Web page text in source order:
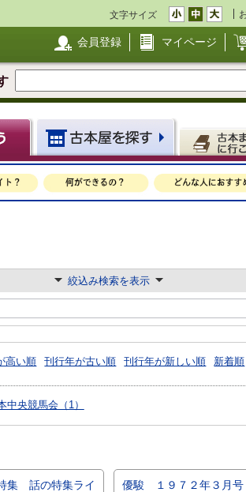
文字サイズ
会員登録 マイページ
絞込み検索を表示
高い順 刊行年が古い順 刊行年が新しい順 新着順
中央競馬会（1）
集 話の特集ライ
優駿 １９７２年３月号